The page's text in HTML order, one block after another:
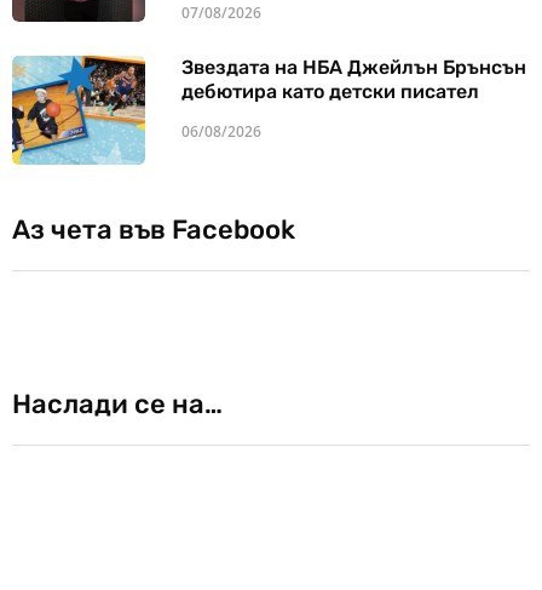
07/08/2026
Звездата на НБА Джейлън Брънсън
дебютира като детски писател
06/08/2026
Аз чета във Facebook
Наслади се на…